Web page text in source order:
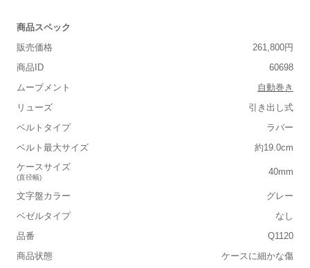
商品スペック
販売価格
261,800円
商品ID
60698
ムーブメント
自動巻き
リューズ
引き出し式
ベルトタイプ
ラバー
ベルト最大サイズ
約19.0cm
ケースサイズ
(直径幅)
40mm
文字盤カラー
グレー
ベゼルタイプ
なし
品番
Q1120
商品状態
ケースに細かな傷